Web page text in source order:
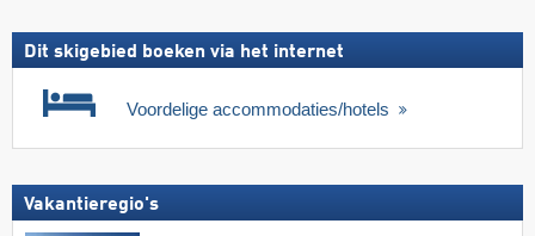
Dit skigebied boeken via het internet
Voordelige accommodaties/hotels
Vakantieregio's